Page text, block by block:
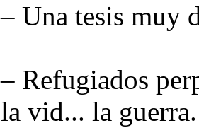
– Una tesis muy
– Refugiados
la vid... la